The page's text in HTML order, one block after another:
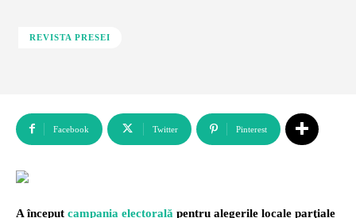
REVISTA PRESEI
Facebook Twitter Pinterest
A început campania electorală pentru alegerile locale parţiale